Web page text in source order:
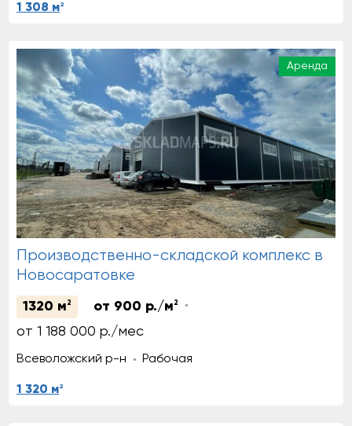
1 308 м2
Аренда
Производственно-складской комплекс в
Новосаратовке
1320 м 2 от 900 р./м 2
от 1 188 000 р./мес
Всеволожский р-н Рабочая
1 320 м2